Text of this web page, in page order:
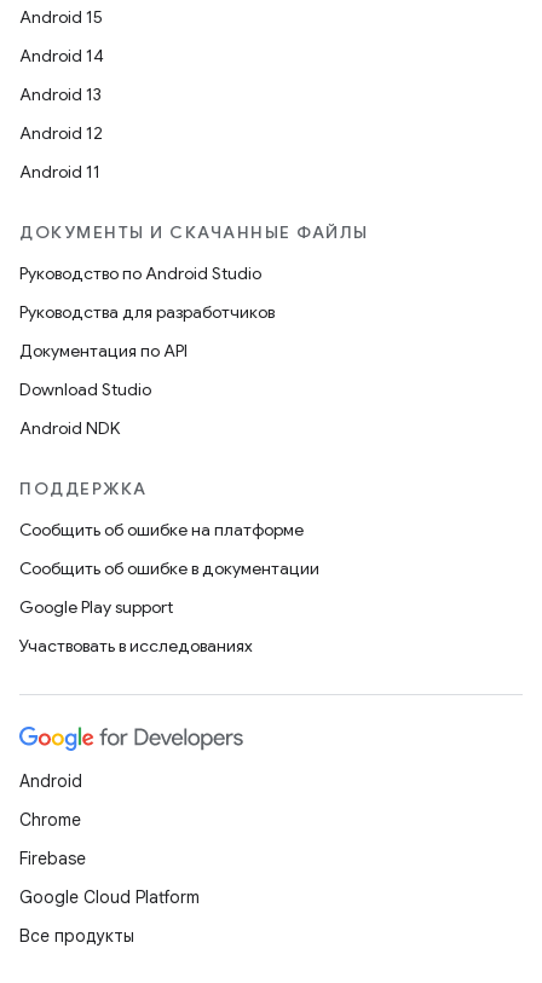
Android 15
Android 14
Android 13
Android 12
Android 11
ДОКУМЕНТЫ И СКАЧАННЫЕ ФАЙЛЫ
Руководство по Android Studio
Руководства для разработчиков
Документация по API
Download Studio
Android NDK
ПОДДЕРЖКА
Сообщить об ошибке на платформе
Сообщить об ошибке в документации
Google Play support
Участвовать в исследованиях
Android
Chrome
Firebase
Google Cloud Platform
Все продукты